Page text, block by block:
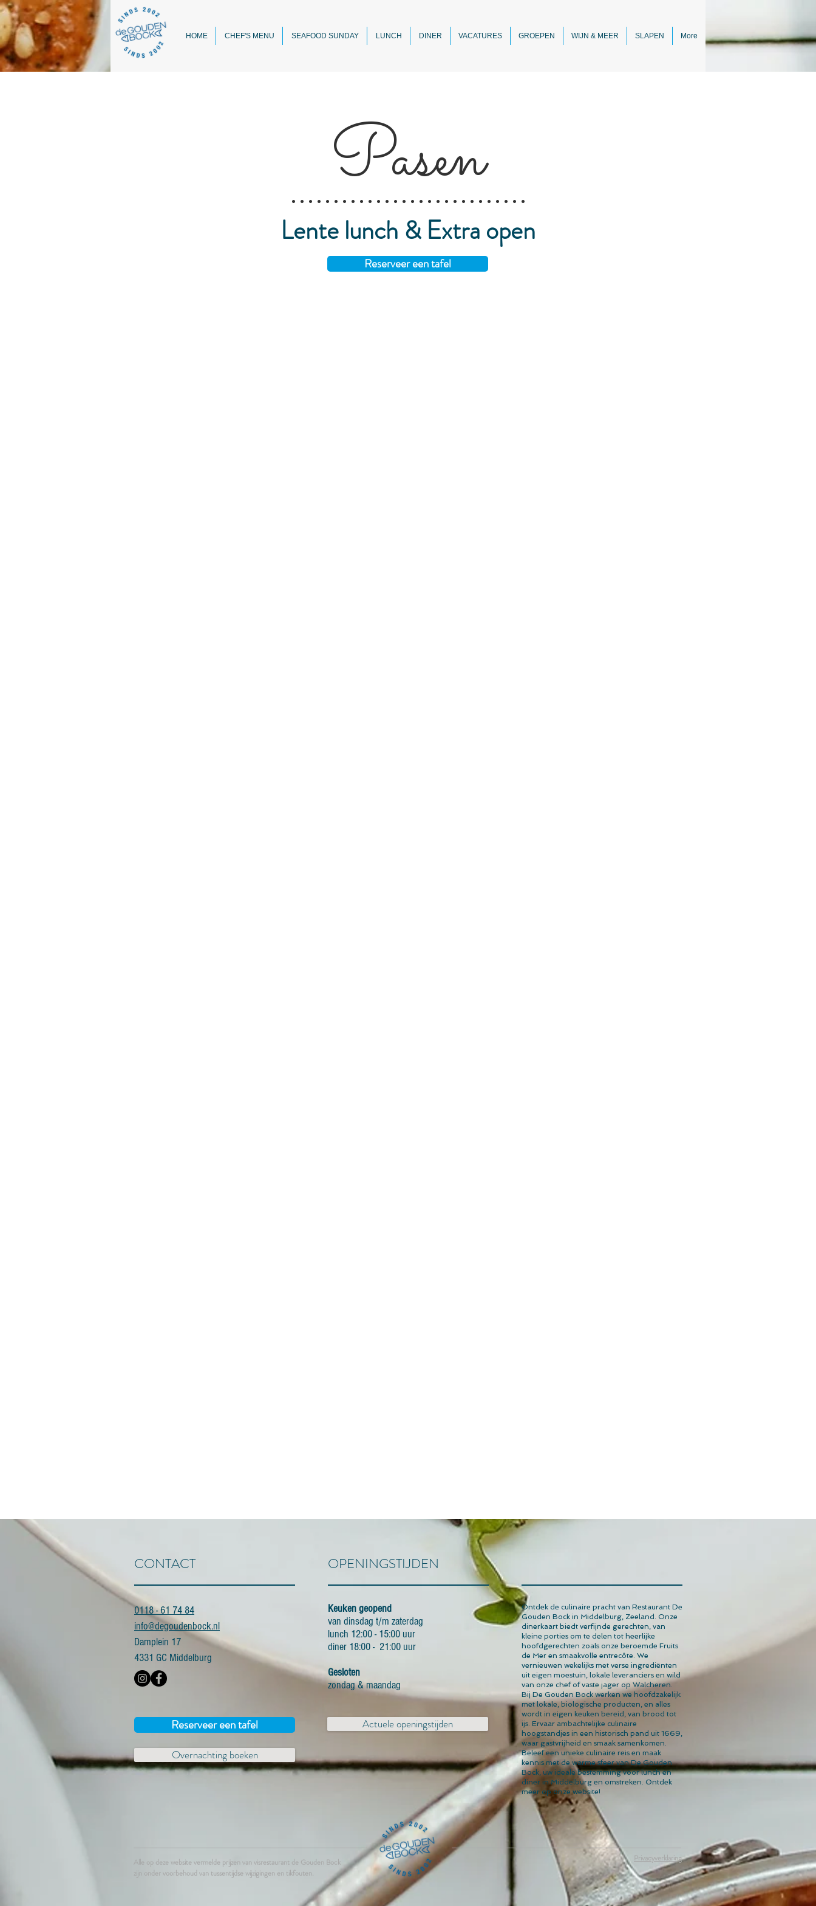
HOME CHEF'S MENU SEAFOOD SUNDAY LUNCH DINER VACATURES GROEPEN WIJN & MEER SLAPEN More
• • • • • • • • • • • • • • • • • • • • • • • • • • • •
Pasen
Lente lunch & Extra open
Reserveer een tafel
CONTACT
0118 - 61 74 84
info@degoudenbock.nl
Damplein 17
4331 GC Middelburg
Reserveer een tafel
OPENINGSTIJDEN
Keuken geopend
van dinsdag t/m zaterdag
lunch 12:00 - 15:00 uur
diner 18:00 - 21:00 uur
Gesloten
zondag & maandag
Actuele openingstijden
Overnachting boeken
Ontdek de culinaire pracht van Restaurant De
Gouden Bock in Middelburg, Zeeland. Onze
dinerkaart biedt verfijnde gerechten, van
kleine porties om te delen tot heerlijke
hoofdgerechten zoals onze beroemde Fruits
de Mer en smaakvolle entrecôte. We
vernieuwen wekelijks met verse ingrediënten
uit eigen moestuin, lokale leveranciers en wild
van onze chef of vaste jager op Walcheren.
Bij De Gouden Bock werken we hoofdzakelijk
met lokale, biologische producten, en alles
wordt in eigen keuken bereid, van brood tot
ijs. Ervaar ambachtelijke culinaire
hoogstandjes in een historisch pand uit 1669,
waar gastvrijheid en smaak samenkomen.
Beleef een unieke culinaire reis en maak
kennis met de warme sfeer van De Gouden
Bock, uw ideale bestemming voor lunch en
diner in Middelburg en omstreken. Ontdek
meer op onze website!
Alle op deze website vermelde prijzen van visrestaurant de Gouden Bock
zijn onder voorbehoud van tussentijdse wijzigingen en tikfouten.
Privacyverklaring